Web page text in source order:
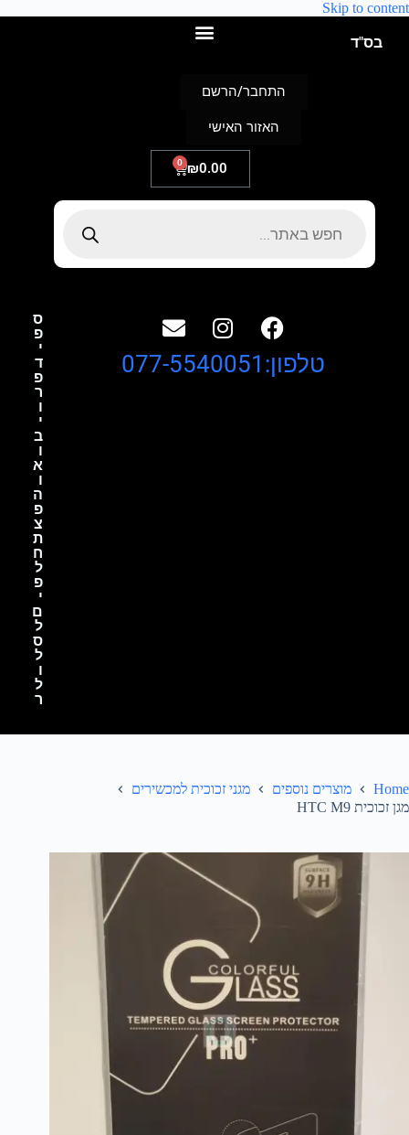
Skip to content
בס"ד
₪0.00
0
התחבר/הרשם
האזור האישי
ס
פ
י
ד
פ
ר
ו
י
ב
ו
א
ו
ה
פ
צ
ת
ח
ל
פ
י
ם
ל
ס
ל
ו
ל
ר
טלפון:077-5540051
Home מוצרים נוספים
מגני זכוכית למכשירים
מגן זכוכית HTC M9